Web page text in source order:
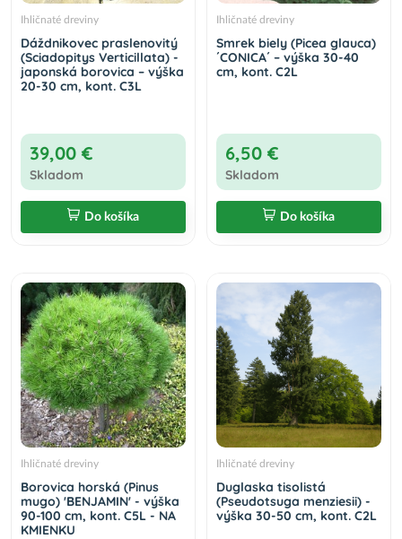
Ihličnaté dreviny
Dáždnikovec praslenovitý
(Sciadopitys Verticillata) -
japonská borovica – výška
20-30 cm, kont. C3L
39,00 €
Skladom
Do košíka
Ihličnaté dreviny
Smrek biely (Picea glauca)
´CONICA´ – výška 30-40
cm, kont. C2L
6,50 €
Skladom
Do košíka
Ihličnaté dreviny
Borovica horská (Pinus
mugo) 'BENJAMIN' - výška
90-100 cm, kont. C5L - NA
KMIENKU
Ihličnaté dreviny
Duglaska tisolistá
(Pseudotsuga menziesii) -
výška 30-50 cm, kont. C2L